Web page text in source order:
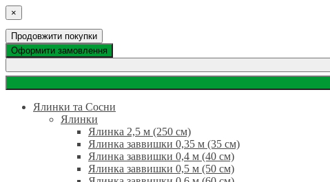
×
Продовжити покупки
Оформити замовлення
Ялинки та Сосни
Ялинки
Ялинка 2,5 м (250 см)
Ялинка заввишки 0,35 м (35 см)
Ялинка заввишки 0,4 м (40 см)
Ялинка заввишки 0,5 м (50 см)